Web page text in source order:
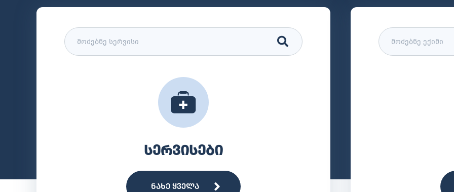
სერვისები
ნახე ყველა